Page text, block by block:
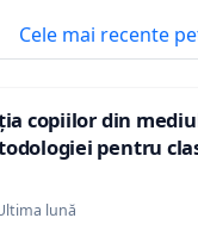
Cele mai recente
copiilor din
pentru
lună